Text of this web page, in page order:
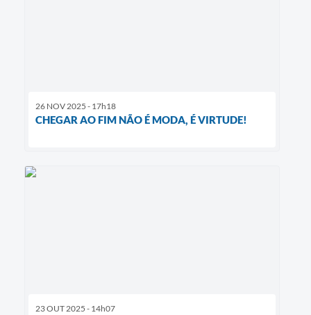
26 NOV 2025 - 17h18
CHEGAR AO FIM NÃO É MODA, É VIRTUDE!
23 OUT 2025 - 14h07